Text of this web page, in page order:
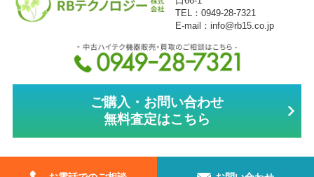
TEL：0949-28-7321
E-mail：info@rb15.co.jp
ご購入・お問い合わせ
無料査定はこちら